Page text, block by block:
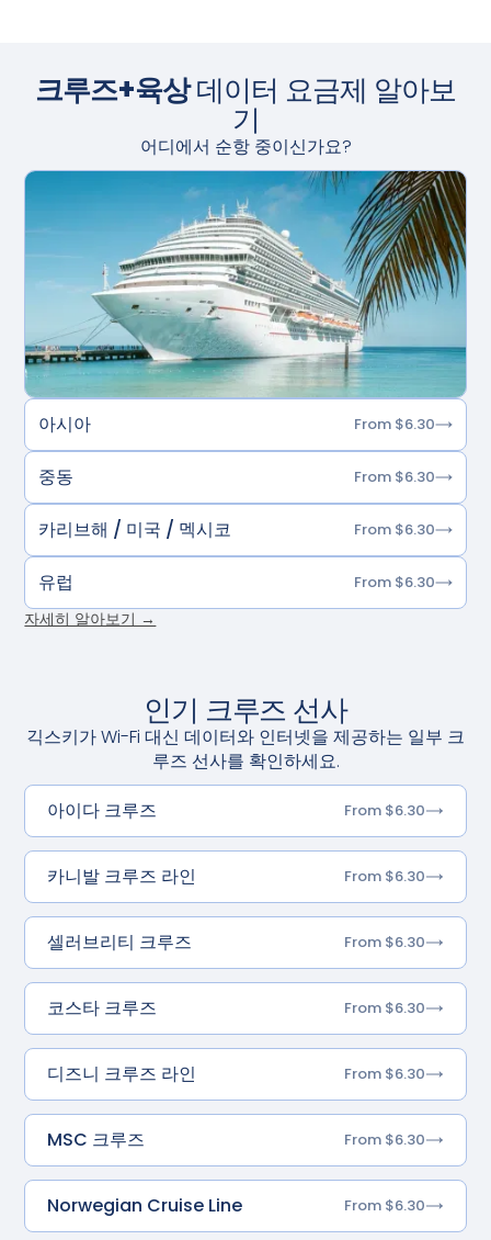
크루즈+육상데이터 요금제 알아보
기
어디에서 순항 중이신가요?
아시아 From $6.30
중동 From $6.30
카리브해 / 미국 / 멕시코 From $6.30
유럽 From $6.30
자세히 알아보기 →
인기 크루즈 선사
긱스키가 Wi-Fi 대신 데이터와 인터넷을 제공하는 일부 크
루즈 선사를 확인하세요.
아이다 크루즈
From $6.30
카니발 크루즈 라인 From $6.30
셀러브리티 크루즈 From $6.30
코스타 크루즈 From $6.30
디즈니 크루즈 라인 From $6.30
MSC 크루즈 From $6.30
Norwegian Cruise Line From $6.30